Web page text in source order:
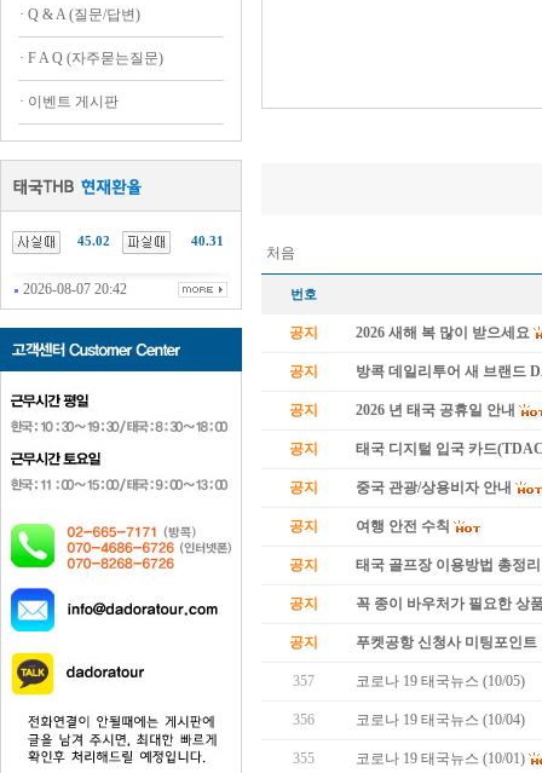
· Q & A (질문/답변)
· F A Q (자주묻는질문)
· 이벤트 게시판
45.02 40.31
2026-08-07 20:42
처음
번호
공지 2026 새해 복 많이 받으세요
공지 방콕 데일리투어 새 브랜드
공지 2026 년 태국 공휴일 안내
공지 태국 디지털 입국 카드
공지 중국 관광/상용비자 안내
공지 여행 안전 수칙
공지 태국 골프장 이용방법 총정리
공지 꼭 종이 바우처가 필요한 상
공지 푸켓공항 신청사 미팅포인트
357 코로나 19 태국뉴스 (10/05)
356 코로나 19 태국뉴스 (10/04)
355 코로나 19 태국뉴스 (10/01)